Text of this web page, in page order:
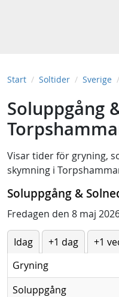
Start Soltider Sverige
Soluppgång
Visar tider för gryning,
skymning i
Soluppgång &
Fredagen den 8 maj
Idag +1 dag +1
Gryning
Soluppgång